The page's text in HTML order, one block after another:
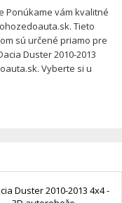
Ponúkame vám kvalitné
Tieto
sú určené priamo pre
Duster 2010-2013
Vyberte si u